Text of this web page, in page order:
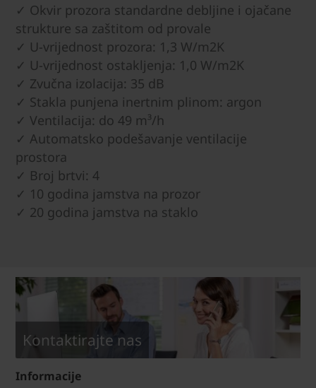
✓ Okvir prozora standardne debljine i ojačane
strukture sa zaštitom od provale
✓ U-vrijednost prozora: 1,3 W/m2K
✓ U-vrijednost ostakljenja: 1,0 W/m2K
✓ Zvučna izolacija: 35 dB
✓ Stakla punjena inertnim plinom: argon
✓ Ventilacija: do 49 m³/h
✓ Automatsko podešavanje ventilacije
prostora
✓ Broj brtvi: 4
✓ 10 godina jamstva na prozor
✓ 20 godina jamstva na staklo
Kontaktirajte nas
Informacije